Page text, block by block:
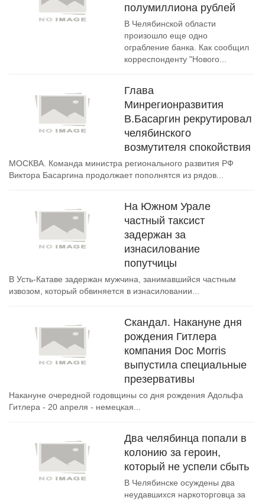
полумиллиона рублей
В Челябинской области
произошло еще одно
ограбление банка. Как сообщил
корреспонденту "Нового...
Глава
Минрегионразвития
В.Басаргин рекрутировал
челябинского
возмутителя спокойствия
МОСКВА. Команда министра регионального развития РФ
Виктора Басаргина продолжает пополнятся из рядов...
На Южном Урале
частный таксист
задержан за
изнасилование
попутчицы
В Усть-Катаве задержан мужчина, занимавшийся частным
извозом, который обвиняется в изнасиловании...
Скандал. Накануне дня
рождения Гитлера
компания Doc Morris
выпустила специальные
презервативы
Накануне очередной годовщины со дня рождения Адольфа
Гитлера - 20 апреля - немецкая...
Два челябинца попали в
колонию за героин,
который не успели сбыть
В Челябинске осуждены два
неудавшихся наркоторговца за